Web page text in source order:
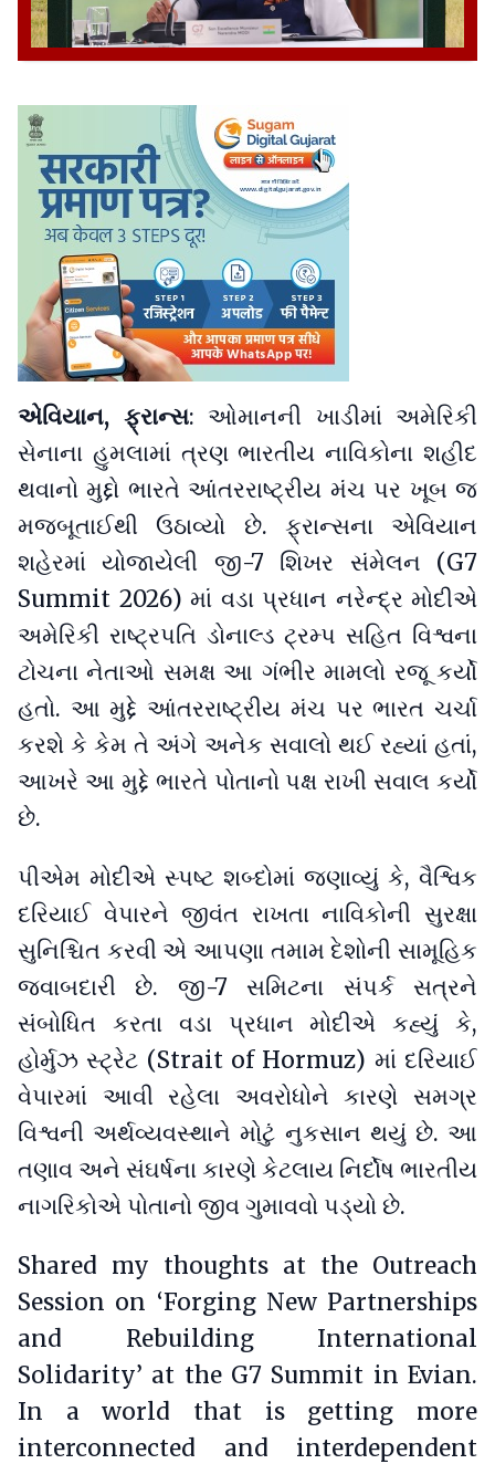
એવિયાન, ફ્રાન્સ: ઓમાનની ખાડીમાં અમેરિકી
સેનાના હુમલામાં ત્રણ ભારતીય નાવિકોના શહીદ
થવાનો મુદ્દો ભારતે આંતરરાષ્ટ્રીય મંચ પર ખૂબ જ
મજબૂતાઈથી ઉઠાવ્યો છે. ફ્રાન્સના એવિયાન
શહેરમાં યોજાયેલી જી-7 શિખર સંમેલન (G7
Summit 2026) માં વડા પ્રધાન નરેન્દ્ર મોદીએ
અમેરિકી રાષ્ટ્રપતિ ડોનાલ્ડ ટ્રમ્પ સહિત વિશ્વના
ટોચના નેતાઓ સમક્ષ આ ગંભીર મામલો રજૂ કર્યો
હતો. આ મુદ્દે આંતરરાષ્ટ્રીય મંચ પર ભારત ચર્ચા
કરશે કે કેમ તે અંગે અનેક સવાલો થઈ રહ્યાં હતાં,
આખરે આ મુદ્દે ભારતે પોતાનો પક્ષ રાખી સવાલ કર્યો
છે.
પીએમ મોદીએ સ્પષ્ટ શબ્દોમાં જણાવ્યું કે, વૈશ્વિક
દરિયાઈ વેપારને જીવંત રાખતા નાવિકોની સુરક્ષા
સુનિશ્ચિત કરવી એ આપણા તમામ દેશોની સામૂહિક
જવાબદારી છે. જી-7 સમિટના સંપર્ક સત્રને
સંબોધિત કરતા વડા પ્રધાન મોદીએ કહ્યું કે,
હોર્મુઝ સ્ટ્રેટ (Strait of Hormuz) માં દરિયાઈ
વેપારમાં આવી રહેલા અવરોધોને કારણે સમગ્ર
વિશ્વની અર્થવ્યવસ્થાને મોટું નુકસાન થયું છે. આ
તણાવ અને સંઘર્ષના કારણે કેટલાય નિર્દોષ ભારતીય
નાગરિકોએ પોતાનો જીવ ગુમાવવો પડ્યો છે.
Shared my thoughts at the Outreach
Session on ‘Forging New Partnerships
and Rebuilding International
Solidarity’ at the G7 Summit in Evian.
In a world that is getting more
interconnected and interdependent